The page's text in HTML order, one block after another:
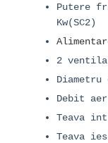
Putere
Kw(SC2)
2
Diametru
Debit
Teava
Teava